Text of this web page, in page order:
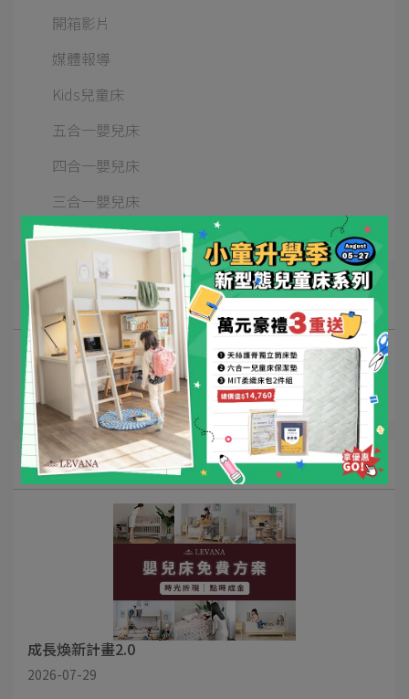
開箱影片
媒體報導
Kids兒童床
五合一嬰兒床
四合一嬰兒床
三合一嬰兒床
床寢周邊
文章分類
Switch魔術高架床
Double Up經典雙層床
StudyLoft書桌高架床
最新消息
成長煥新計畫2.0
2026-07-29